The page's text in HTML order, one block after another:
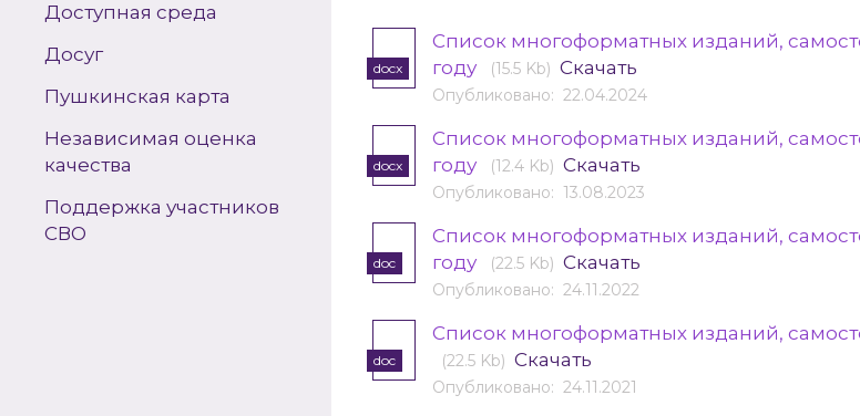
Доступная среда
Досуг
Пушкинская карта
Независимая оценка
качества
Поддержка участников
СВО
docx
Список многоформатных изданий,
году
(15.5 Kb) Скачать
Опубликовано: 22.04.2024
docx
Список многоформатных изданий,
году
(12.4 Kb) Скачать
Опубликовано: 13.08.2023
doc
Список многоформатных изданий,
году
(22.5 Kb) Скачать
Опубликовано: 24.11.2022
doc
Список многоформатных изданий,
(22.5 Kb) Скачать
Опубликовано: 24.11.2021